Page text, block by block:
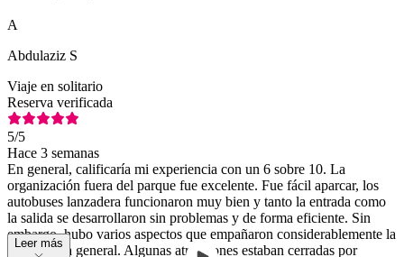
A
Abdulaziz S
Viaje en solitario
Reserva verificada
5/5
Hace 3 semanas
En general, calificaría mi experiencia con un 6 sobre 10. La
organización fuera del parque fue excelente. Fue fácil aparcar, los
autobuses lanzadera funcionaron muy bien y tanto la entrada como
la salida se desarrollaron sin problemas y de forma eficiente. Sin
embargo, hubo varios aspectos que empañaron considerablemente la
experiencia general. Algunas atracciones estaban cerradas por
Leer más